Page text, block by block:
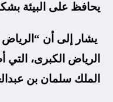
يحافظ على البيئة
يشار إلى أن
الرياض الكبرى،
الملك سلمان بن